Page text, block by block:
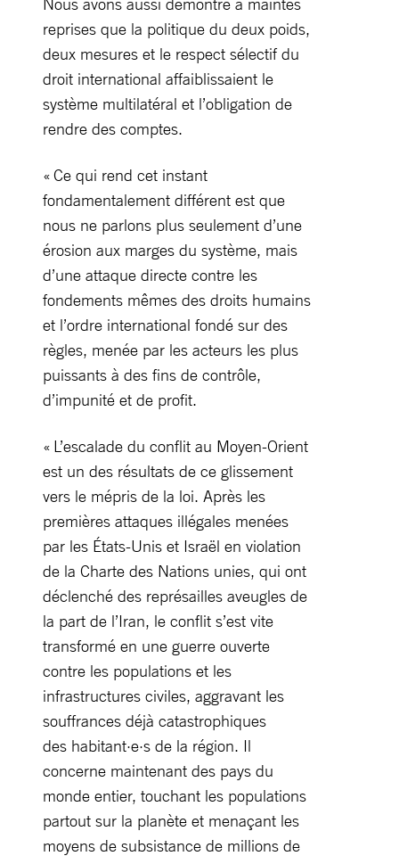
reprises que la politique du deux poids,
deux mesures et le respect sélectif du
droit international affaiblissaient le
système multilatéral et l’obligation de
rendre des comptes.
« Ce qui rend cet instant
fondamentalement différent est que
nous ne parlons plus seulement d’une
érosion aux marges du système, mais
d’une attaque directe contre les
fondements mêmes des droits humains
et l’ordre international fondé sur des
règles, menée par les acteurs les plus
puissants à des fins de contrôle,
d’impunité et de profit.
« L’escalade du conflit au Moyen-Orient
est un des résultats de ce glissement
vers le mépris de la loi. Après les
premières attaques illégales menées
par les États-Unis et Israël en violation
de la Charte des Nations unies, qui ont
déclenché des représailles aveugles de
la part de l’Iran, le conflit s’est vite
transformé en une guerre ouverte
contre les populations et les
infrastructures civiles, aggravant les
souffrances déjà catastrophiques
des habitant·e·s de la région. Il
concerne maintenant des pays du
monde entier, touchant les populations
partout sur la planète et menaçant les
moyens de subsistance de millions de